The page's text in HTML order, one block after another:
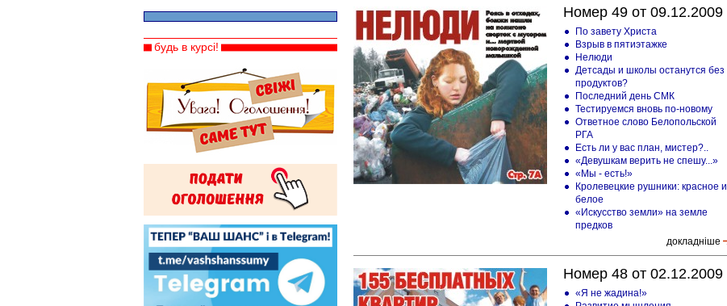
Номер 49 от 09.12.2009
По завету Христа
Взрыв в пятиэтажке
Нелюди
Детсады и школы останутся без
продуктов?
Последний день СМК
Тестируемся вновь по-новому
Ответное слово Белопольской
РГА
Есть ли у вас план, мистер?..
«Девушкам верить не спешу...»
«Мы - есть!»
Кролевецкие рушники: красное и
белое
«Искусство земли» на земле
предков
докладніше
Номер 48 от 02.12.2009
«Я не жадина!»
будь в курсі!